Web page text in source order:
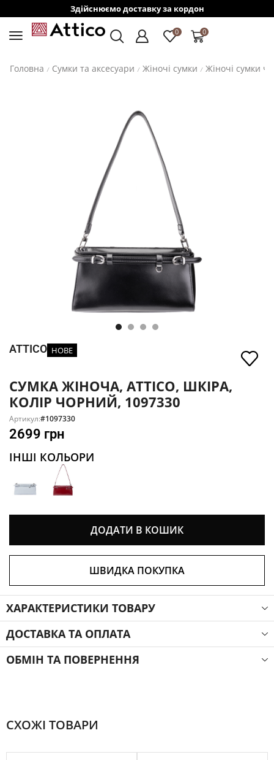
Здійснюємо доставку за кордон
0 0
Головна / Сумки та аксесуари / Жіночі сумки / Жіночі сумки
ATTICO НОВЕ
СУМКА ЖІНОЧА, ATTICO, ШКІРА,
КОЛІР ЧОРНИЙ, 1097330
Артикул:#1097330
2699 грн
ІНШІ КОЛЬОРИ
ДОДАТИ В КОШИК
ШВИДКА ПОКУПКА
ХАРАКТЕРИСТИКИ ТОВАРУ
ДОСТАВКА ТА ОПЛАТА
ОБМІН ТА ПОВЕРНЕННЯ
СХОЖІ ТОВАРИ